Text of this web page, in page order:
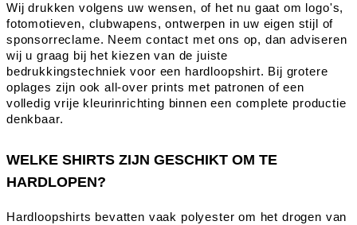
Wij drukken volgens uw wensen, of het nu gaat om logo's,
fotomotieven, clubwapens, ontwerpen in uw eigen stijl of
sponsorreclame. Neem contact met ons op, dan adviseren
wij u graag bij het kiezen van de juiste
bedrukkingstechniek voor een hardloopshirt. Bij grotere
oplages zijn ook all-over prints met patronen of een
volledig vrije kleurinrichting binnen een complete productie
denkbaar.
WELKE SHIRTS ZIJN GESCHIKT OM TE
HARDLOPEN?
Hardloopshirts bevatten vaak polyester om het drogen van